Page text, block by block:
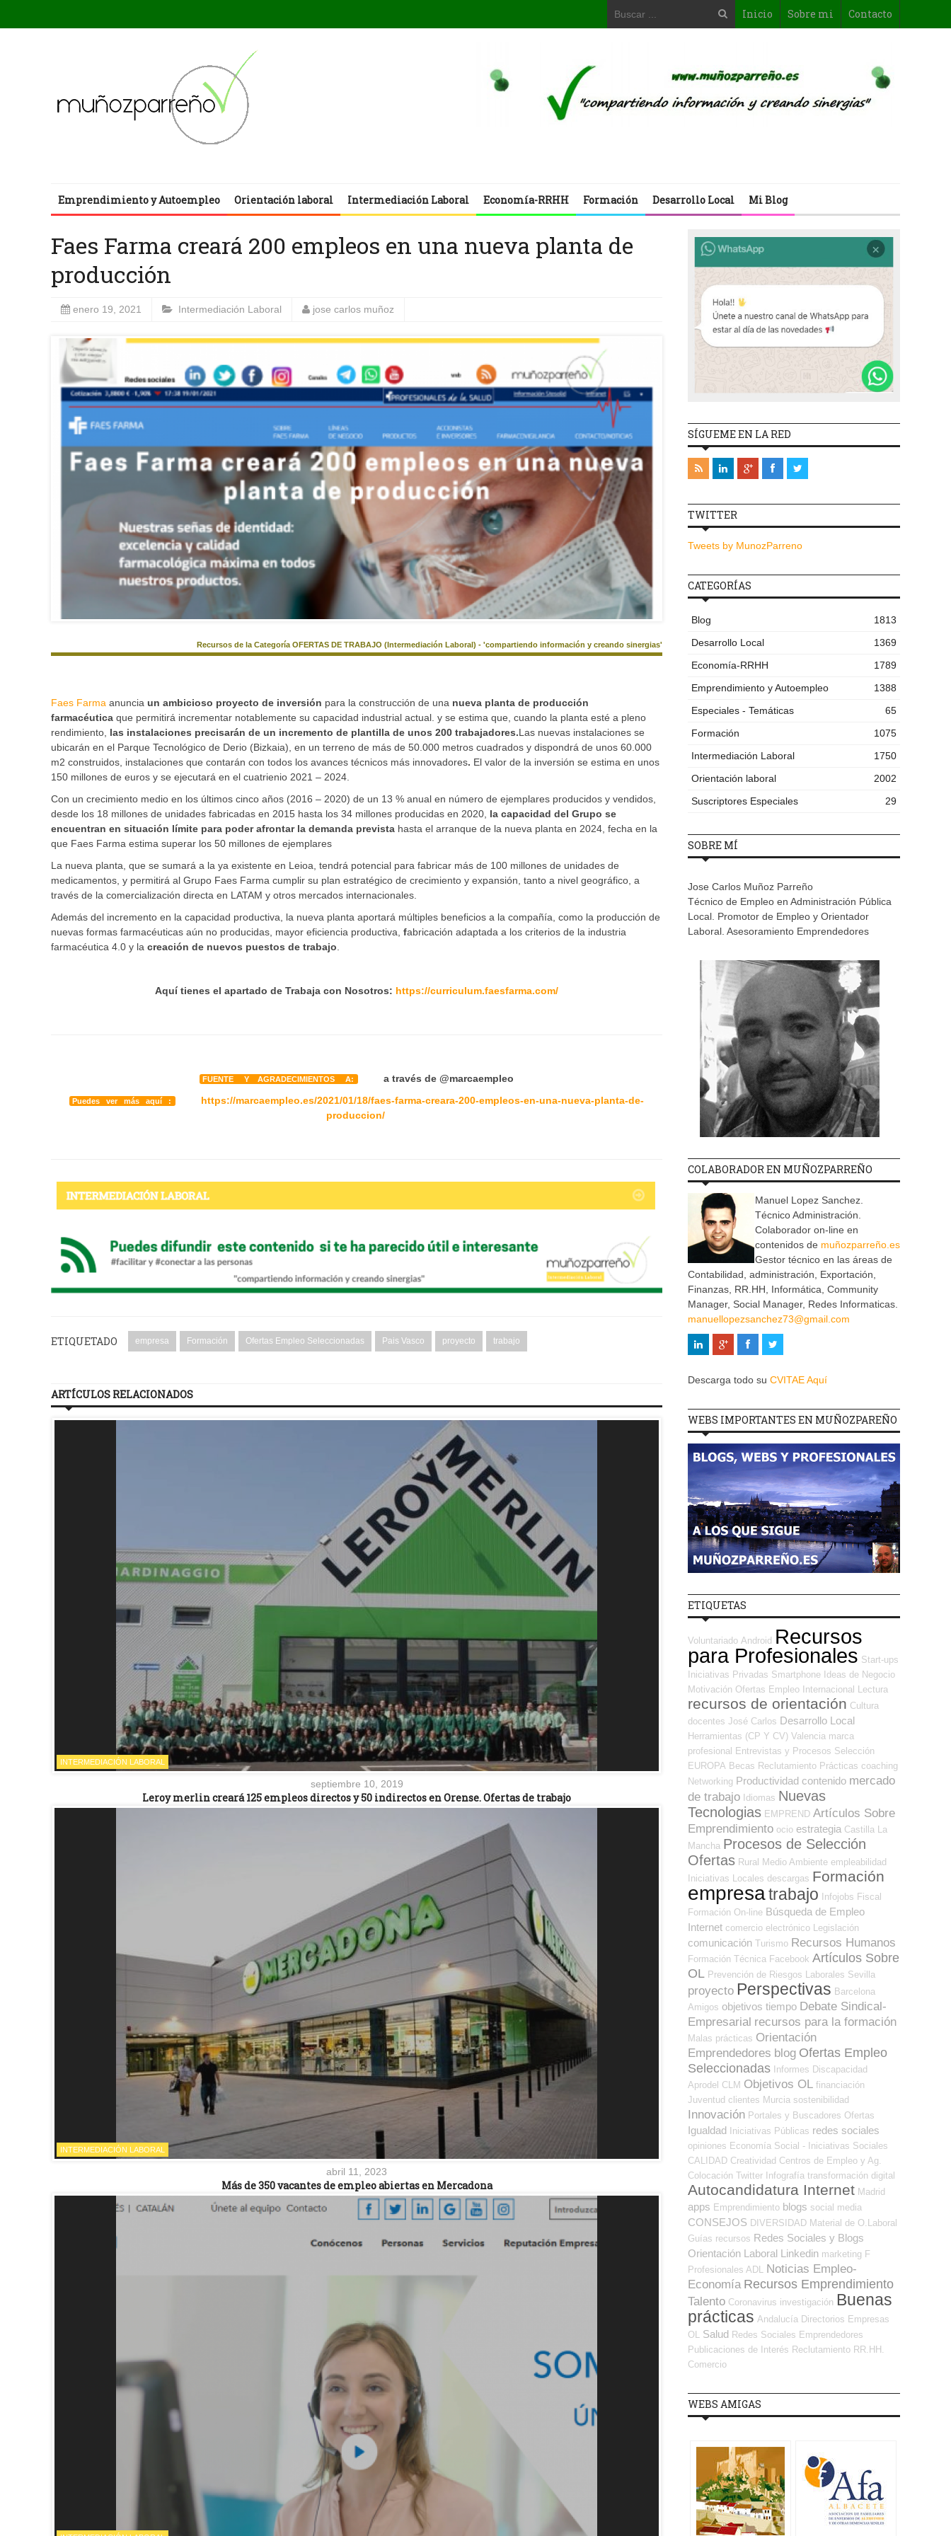
Inicio Sobre mi Contacto
Emprendimiento y Autoempleo Orientación laboral Intermediación Laboral Economía-RRHH Formación Desarrollo Local Mi Blog
Faes Farma creará 200 empleos en una nueva planta de
producción
enero 19, 2021 Intermediación Laboral jose carlos muñoz
Recursos de la Categoría OFERTAS DE TRABAJO (Intermediación Laboral) - 'compartiendo información y creando sinergias'
Faes Farma anuncia un ambicioso proyecto de inversión para la construcción de una nueva planta de producción
farmacéutica que permitirá incrementar notablemente su capacidad industrial actual. y se estima que, cuando la planta esté a pleno
rendimiento, las instalaciones precisarán de un incremento de plantilla de unos 200 trabajadores.Las nuevas instalaciones se
ubicarán en el Parque Tecnológico de Derio (Bizkaia), en un terreno de más de 50.000 metros cuadrados y dispondrá de unos 60.000
m2 construidos, instalaciones que contarán con todos los avances técnicos más innovadores. El valor de la inversión se estima en unos
150 millones de euros y se ejecutará en el cuatrienio 2021 – 2024.
Con un crecimiento medio en los últimos cinco años (2016 – 2020) de un 13 % anual en número de ejemplares producidos y vendidos,
desde los 18 millones de unidades fabricadas en 2015 hasta los 34 millones producidas en 2020, la capacidad del Grupo se
encuentran en situación límite para poder afrontar la demanda prevista hasta el arranque de la nueva planta en 2024, fecha en la
que Faes Farma estima superar los 50 millones de ejemplares
La nueva planta, que se sumará a la ya existente en Leioa, tendrá potencial para fabricar más de 100 millones de unidades de
medicamentos, y permitirá al Grupo Faes Farma cumplir su plan estratégico de crecimiento y expansión, tanto a nivel geográfico, a
través de la comercialización directa en LATAM y otros mercados internacionales.
Además del incremento en la capacidad productiva, la nueva planta aportará múltiples beneficios a la compañía, como la producción de
nuevas formas farmacéuticas aún no producidas, mayor eficiencia productiva, fabricación adaptada a los criterios de la industria
farmacéutica 4.0 y la creación de nuevos puestos de trabajo.
Aquí tienes el apartado de Trabaja con Nosotros: https://curriculum.faesfarma.com/
FUENTE Y AGRADECIMIENTOS A: a través de @marcaempleo
Puedes ver más aquí :
https://marcaempleo.es/2021/01/18/faes-farma-creara-200-empleos-en-una-nueva-planta-de-
produccion/
ETIQUETADO empresa Formación Ofertas Empleo Seleccionadas Pais Vasco proyecto trabajo
ARTÍCULOS RELACIONADOS
INTERMEDIACIÓN LABORAL
septiembre 10, 2019
Leroy merlin creará 125 empleos directos y 50 indirectos en Orense. Ofertas de trabajo
INTERMEDIACIÓN LABORAL
abril 11, 2023
Más de 350 vacantes de empleo abiertas en Mercadona
SÍGUEME EN LA RED
TWITTER
Tweets by MunozParreno
CATEGORÍAS
Blog
1813
Desarrollo Local
1369
Economía-RRHH
1789
Emprendimiento y Autoempleo
1388
Especiales - Temáticas
65
Formación
1075
Intermediación Laboral
1750
Orientación laboral
2002
Suscriptores Especiales
29
SOBRE MÍ
Jose Carlos Muñoz Parreño
Técnico de Empleo en Administración Pública
Local. Promotor de Empleo y Orientador
Laboral. Asesoramiento Emprendedores
COLABORADOR EN MUÑOZPARREÑO
Manuel Lopez Sanchez.
Técnico Administración.
Colaborador on-line en
contenidos de muñozparreño.es
Gestor técnico en las áreas de
Contabilidad, administración, Exportación,
Finanzas, RR.HH, Informática, Community
Manager, Social Manager, Redes Informaticas.
manuellopezsanchez73@gmail.com
Descarga todo su CVITAE Aquí
WEBS IMPORTANTES EN MUÑOZPAREÑO
ETIQUETAS
Voluntariado Android Recursos
para Profesionales Start-ups
Iniciativas Privadas Smartphone Ideas de Negocio
Motivación Ofertas Empleo Internacional Lectura
recursos de orientación Cultura
docentes José Carlos Desarrollo Local
Herramientas (CP Y CV) Valencia marca
profesional
Entrevistas y Procesos Selección
EUROPA Becas Reclutamiento Prácticas coaching
Networking Productividad contenido mercado
de trabajo Idiomas Nuevas
Tecnologias EMPREND Artículos Sobre
Emprendimiento ocio estrategia Castilla La
Mancha Procesos de Selección
Ofertas Rural Medio Ambiente empleabilidad
Iniciativas Locales descargas Formación
empresatrabajo Infojobs Fiscal
Formación On-line Búsqueda de Empleo
Internet comercio electrónico Legislación
comunicación Turismo Recursos Humanos
Formación Técnica Facebook Artículos Sobre
OL Prevención de Riesgos Laborales Sevilla
proyecto Perspectivas Barcelona
Amigos objetivos tiempo Debate Sindical-
Empresarial recursos para la formación
Malas prácticas Orientación
Emprendedores blog Ofertas Empleo
Seleccionadas Informes Discapacidad
Aprodel CLM Objetivos OL financiación
Juventud clientes Murcia sostenibilidad
Innovación Portales y Buscadores Ofertas
Igualdad Iniciativas Públicas redes sociales
opiniones Economía Social - Iniciativas Sociales
CALIDAD Creatividad Centros de Empleo y Ag.
Colocación Twitter Infografía transformación digital
Autocandidatura Internet Madrid
apps Emprendimiento blogs social media
CONSEJOS DIVERSIDAD Material de O.Laboral
Guías recursos Redes Sociales y Blogs
Orientación Laboral Linkedin marketing F
Profesionales ADL
Noticias Empleo-
Economía Recursos Emprendimiento
Talento Coronavirus investigación Buenas
prácticas Andalucía Directorios Empresas
OL
Salud Redes Sociales Emprendedores
Publicaciones de Interés Reclutamiento RR.HH.
Comercio
WEBS AMIGAS